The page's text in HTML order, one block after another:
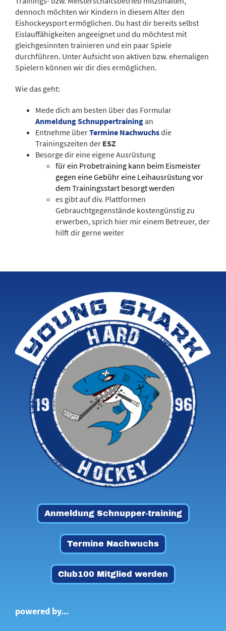
dennoch möchten wir Kindern in diesem Alter den
Eishockeysport ermöglichen. Du hast dir bereits selbst
Eislauffähigkeiten angeeignet und du möchtest mit
gleichgesinnten trainieren und ein paar Spiele
durchführen. Unter Aufsicht von aktiven bzw. ehemaligen
Spielern können wir dir dies ermöglichen.
Wie das geht:
Mede dich am besten über das Formular
Anmeldung Schnuppertrainingan
Entnehme überTermine Nachwuchsdie
Trainingszeiten der ESZ
Besorge dir eine eigene Ausrüstung
für ein Probetraining kann beim Eismeister
gegen eine Gebühr eine Leihausrüstung vor
dem Trainingsstart besorgt werden
es gibt auf div. Plattformen
Gebrauchtgegenstände kostengünstig zu
erwerben, sprich hier mir einem Betreuer, der
hilft dir gerne weiter
Anmeldung Schnupper-training
Termine Nachwuchs
Club100 Mitglied werden
powered by...